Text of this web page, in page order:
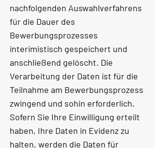
nachfolgenden Auswahlverfahrens
für die Dauer des
Bewerbungsprozesses
interimistisch gespeichert und
anschließend gelöscht. Die
Verarbeitung der Daten ist für die
Teilnahme am Bewerbungsprozess
zwingend und sohin erforderlich.
Sofern Sie Ihre Einwilligung erteilt
haben, Ihre Daten in Evidenz zu
halten, werden die Daten für